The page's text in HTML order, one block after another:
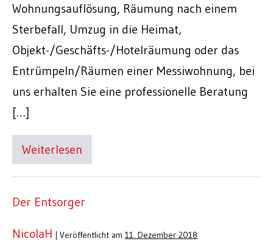
Wohnungsauflösung, Räumung nach einem
Sterbefall, Umzug in die Heimat,
Objekt-/Geschäfts-/Hotelräumung oder das
Entrümpeln/Räumen einer Messiwohnung, bei
uns erhalten Sie eine professionelle Beratung
[…]
Weiterlesen
Der Entsorger
NicolaH | Veröffentlicht am 11. Dezember 2018